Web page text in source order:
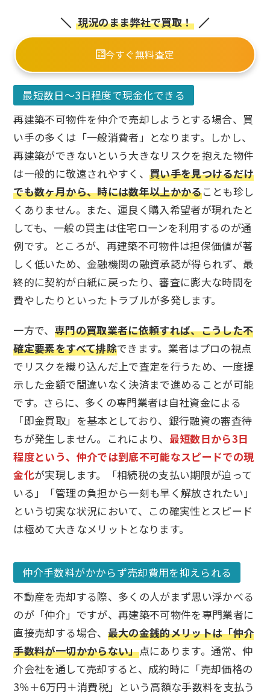
現況のまま弊社で買取！
今すぐ無料査定
最短数日〜3日程度で現金化できる
再建築不可物件を仲介で売却しようとする場合、買
い手の多くは「一般消費者」となります。しかし、
再建築ができないという大きなリスクを抱えた物件
は一般的に敬遠されやすく、 買い手を見つけるだけ
でも数ヶ月から、時には数年以上かかることも珍し
くありません。また、運良く購入希望者が現れたと
しても、一般の買主は住宅ローンを利用するのが通
例です。ところが、再建築不可物件は担保価値が著
しく低いため、金融機関の融資承認が得られず、最
終的に契約が白紙に戻ったり、審査に膨大な時間を
費やしたりといったトラブルが多発します。
一方で、 専門の買取業者に依頼すれば、こうした不
確定要素をすべて排除できます。業者はプロの視点
でリスクを織り込んだ上で査定を行うため、一度提
示した金額で間違いなく決済まで進めることが可能
です。さらに、多くの専門業者は自社資金による
「即金買取」を基本としており、銀行融資の審査待
ちが発生しません。これにより、 最短数日から3日
程度という、仲介では到底不可能なスピードでの現
金化が実現します。「相続税の支払い期限が迫って
いる」「管理の負担から一刻も早く解放されたい」
という切実な状況において、この確実性とスピード
は極めて大きなメリットとなります。
仲介手数料がかからず売却費用を抑えられる
不動産を売却する際、多くの人がまず思い浮かべる
のが「仲介」ですが、再建築不可物件を専門業者に
直接売却する場合、 最大の金銭的メリットは「仲介
手数料が一切かからない」点にあります。通常、仲
介会社を通して売却すると、成約時に「売却価格の
3％＋6万円＋消費税」という高額な手数料を支払う